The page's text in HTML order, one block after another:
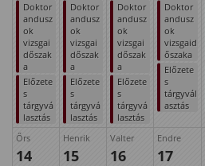
Doktor
andusz
ok
vizsgai
dőszak
a
Előzete
s
tárgyvá
lasztás
Doktor
andusz
ok
vizsgai
dőszak
a
Előzete
s
tárgyvá
lasztás
Doktor
andusz
ok
vizsgai
dőszak
a
Előzete
s
tárgyvá
lasztás
Doktor
andusz
ok
vizsgaid
őszaka
Előzete
s
tárgyvál
asztás
Őrs
14
Henrik
15
Valter
16
Endre
17